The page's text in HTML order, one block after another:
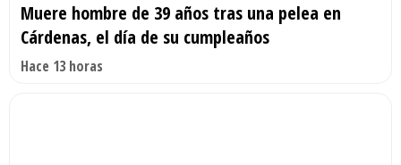
Muere hombre de 39 años tras una pelea en
Cárdenas, el día de su cumpleaños
Hace 13 horas